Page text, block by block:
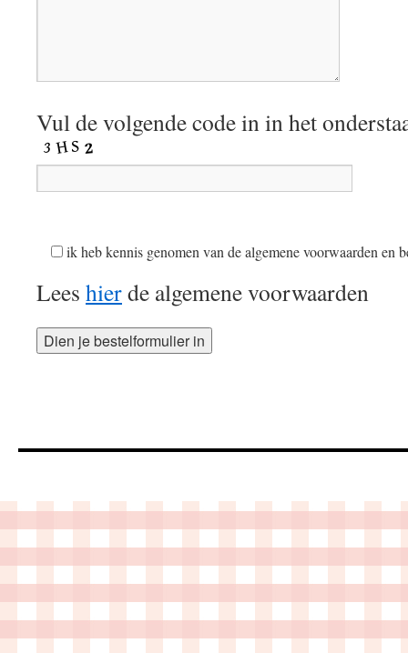
Vul de volgende code in in het
ik heb kennis genomen van de algemene voorwaarden en
Lees hierde algemene voorwaarden